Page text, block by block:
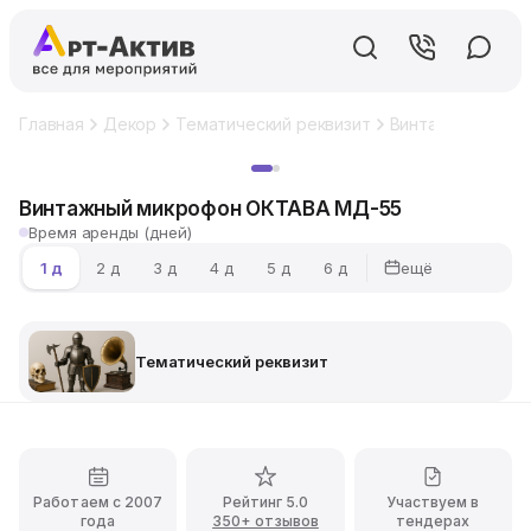
Главная Декор Тематический реквизит Винтажный
Винтажный микрофон ОКТАВА МД-55
Время аренды (дней)
1 д
2 д 3 д 4 д 5 д 6 д ещё
Тематический реквизит
Работаем с 2007
года
Рейтинг 5.0
350+ отзывов
Участвуем в
тендерах